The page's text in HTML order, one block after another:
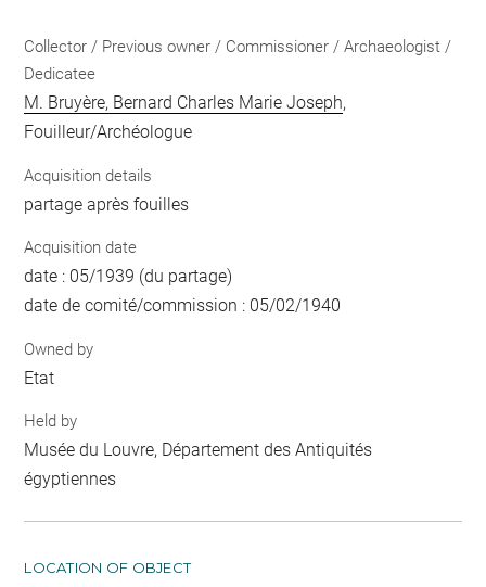
Collector / Previous owner / Commissioner / Archaeologist /
Dedicatee
M. Bruyère, Bernard Charles Marie Joseph,
Fouilleur/Archéologue
Acquisition details
partage après fouilles
Acquisition date
date : 05/1939 (du partage)
date de comité/commission : 05/02/1940
Owned by
Etat
Held by
Musée du Louvre, Département des Antiquités
égyptiennes
LOCATION OF OBJECT